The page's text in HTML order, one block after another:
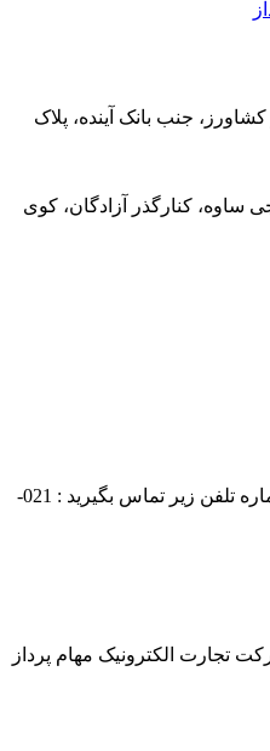
کشاورز، جنب بانک آینده، پلاک
ساوه، کنارگذر آزادگان، کوی
برای تماس با بخش پشتیبانی با شماره تلفن زیر تماس بگیرید : 021-
تجارت الکترونیک مهام پرداز